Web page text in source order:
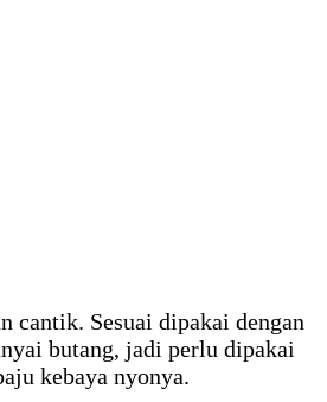
cantik. Sesuai dipakai dengan
butang, jadi perlu dipakai
kebaya nyonya.